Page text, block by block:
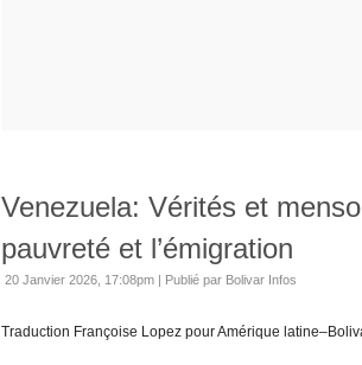
Venezuela: Vérités et
pauvreté et l’émigration
20 Janvier 2026, 17:08pm | Publié par Bolivar Infos
Traduction Françoise Lopez pour Amérique